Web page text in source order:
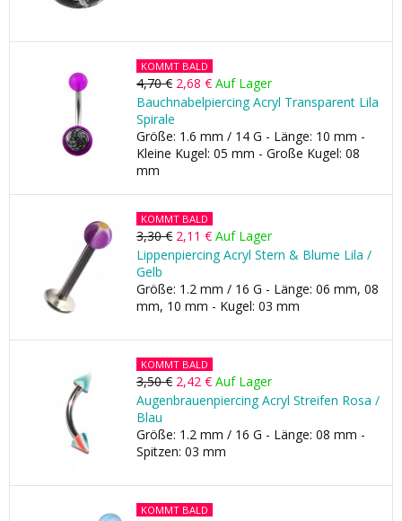
KOMMT BALD
4,70 € 2,68 € Auf Lager
Bauchnabelpiercing Acryl Transparent Lila
Spirale
Größe: 1.6 mm / 14 G - Länge: 10 mm -
Kleine Kugel: 05 mm - Große Kugel: 08
mm
KOMMT BALD
3,30 € 2,11 € Auf Lager
Lippenpiercing Acryl Stern & Blume Lila /
Gelb
Größe: 1.2 mm / 16 G - Länge: 06 mm, 08
mm, 10 mm - Kugel: 03 mm
KOMMT BALD
3,50 € 2,42 € Auf Lager
Augenbrauenpiercing Acryl Streifen Rosa /
Blau
Größe: 1.2 mm / 16 G - Länge: 08 mm -
Spitzen: 03 mm
KOMMT BALD